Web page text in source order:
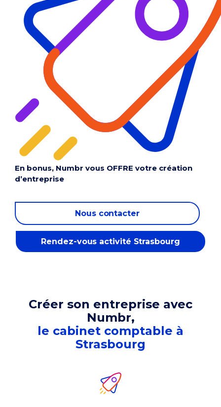
En bonus, Numbr vous OFFRE votre création
d’entreprise
Nous contacter
Rendez-vous activité Strasbourg
Créer son entreprise avec
Numbr,
le cabinet comptable à
Strasbourg